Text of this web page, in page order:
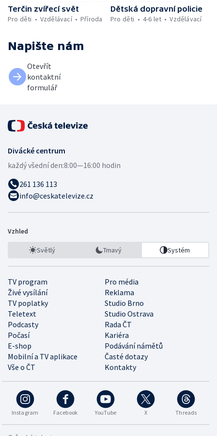
Terčin zvířecí svět
Pro děti
Vzdělávací Příroda
Dětská dopravní policie
Pro děti
4-6 let Vzdělávací
Napište nám
Otevřít
kontaktní
formulář
Divácké centrum
každý všední den:8:00—16:00 hodin
261 136 113
info@ceskatelevize.cz
Vzhled
Světlý Tmavý Systém
TV program
Pro média
Živé vysílání
Reklama
TV poplatky
Studio Brno
Teletext
Studio Ostrava
Podcasty
Rada ČT
Počasí
Kariéra
E-shop
Podávání námětů
Mobilní a TV aplikace
Časté dotazy
Vše o ČT
Kontakty
Instagram Facebook YouTube X Threads